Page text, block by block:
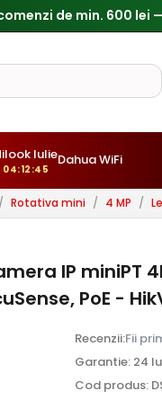
IulieDahua WiFi
/ Rotativa mini / 4 MP /
IP miniPT
PoE -
Recenzii:Fii
Garantie: 24
Cod produs: